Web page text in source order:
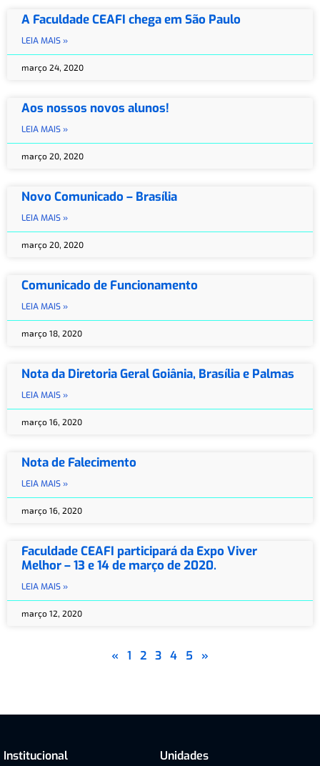
A Faculdade CEAFI chega em São Paulo
LEIA MAIS »
março 24, 2020
Aos nossos novos alunos!
LEIA MAIS »
março 20, 2020
Novo Comunicado – Brasília
LEIA MAIS »
março 20, 2020
Comunicado de Funcionamento
LEIA MAIS »
março 18, 2020
Nota da Diretoria Geral Goiânia, Brasília e Palmas
LEIA MAIS »
março 16, 2020
Nota de Falecimento
LEIA MAIS »
março 16, 2020
Faculdade CEAFI participará da Expo Viver
Melhor – 13 e 14 de março de 2020.
LEIA MAIS »
março 12, 2020
« 1 2 3 4 5 »
Institucional Unidades